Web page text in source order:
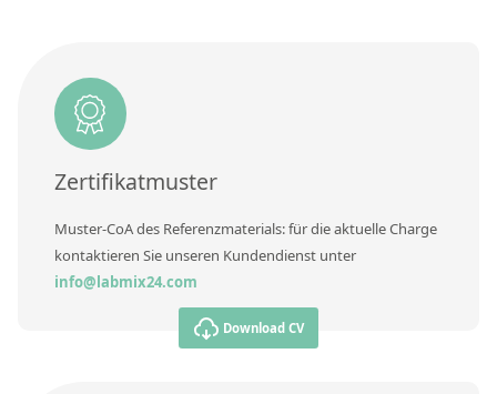
Zertifikatmuster
Muster-CoA des Referenzmaterials: für die aktuelle Charge
kontaktieren Sie unseren Kundendienst unter
info@labmix24.com
Download CV